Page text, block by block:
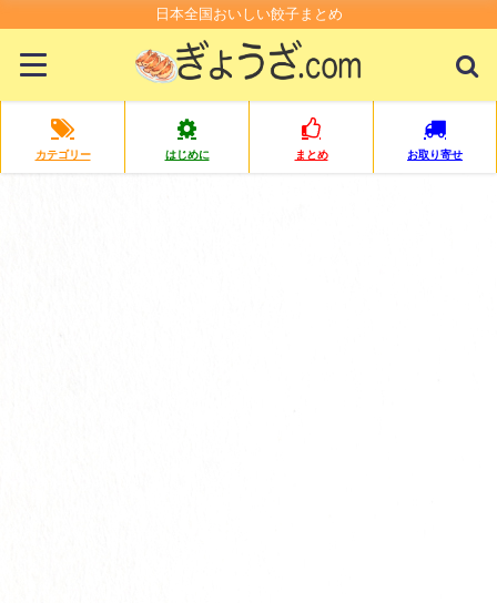
日本全国おいしい餃子まとめ
カテゴリー はじめに まとめ お取り寄せ